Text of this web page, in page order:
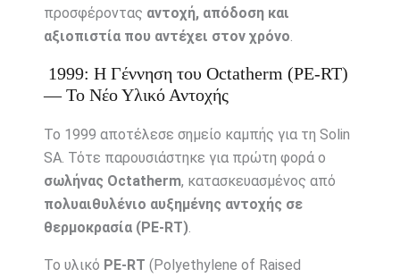
προσφέροντας αντοχή, απόδοση και
αξιοπιστία που αντέχει στον χρόνο.
1999: Η Γέννηση του Octatherm (PE-RT)
— Το Νέο Υλικό Αντοχής
Το 1999 αποτέλεσε σημείο καμπής για τη Solin
SA. Τότε παρουσιάστηκε για πρώτη φορά ο
σωλήνας Octatherm, κατασκευασμένος από
πολυαιθυλένιο αυξημένης αντοχής σε
θερμοκρασία (PE-RT).
Το υλικό PE-RT (Polyethylene of Raised